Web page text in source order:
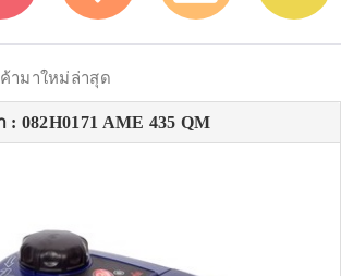
ามาใหม่ล่าสุด
082H0171 AME 435 QM